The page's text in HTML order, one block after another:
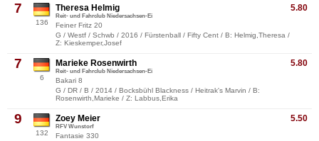
7
136
5.80
Theresa Helmig
Reit- und Fahrclub Niedersachsen-Ei
Feiner Fritz 20
G / Westf / Schwb / 2016 / Fürstenball / Fifty Cent / B: Helmig,Theresa /
Z: Kieskemper,Josef
7
6
5.80
Marieke Rosenwirth
Reit- und Fahrclub Niedersachsen-Ei
Bakari 8
G / DR / B / 2014 / Bocksbühl Blackness / Heitrak's Marvin / B:
Rosenwirth,Marieke / Z: Labbus,Erika
9
132
5.50
Zoey Meier
RFV Wunstorf
Fantasie 330